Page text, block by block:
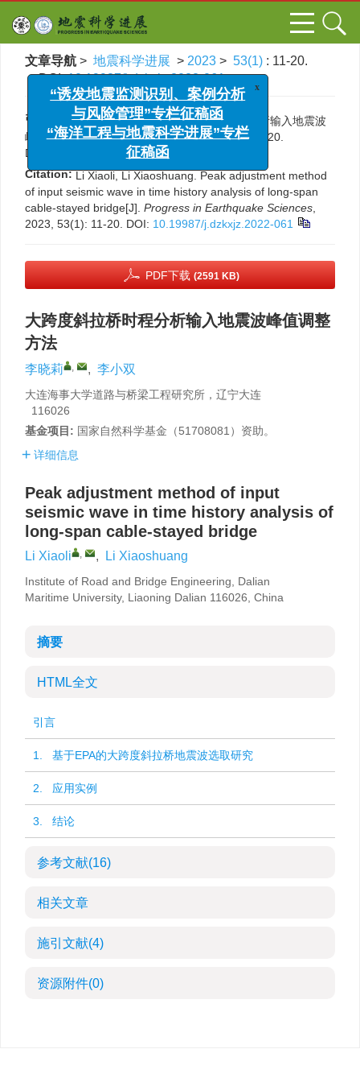
文章导航 > 地震科学进展 > 2023 > 53(1) : 11-20.
> DOI:10.19987/j.dzkxjz.2022-061
引用本文:李晓莉, 李小双. 大跨度斜拉桥时程分析输入地震波
峰值调整方法[J]. 地震科学进展, 2023, 53(1): 11-20.
DOI:
10.19987/j.dzkxjz.2022-061
Citation: Li Xiaoli, Li Xiaoshuang. Peak adjustment method
of input seismic wave in time history analysis of long-span
cable-stayed bridge[J]. Progress in Earthquake Sciences
2023, 53(1): 11-20. DOI: 10.19987/j.dzkxjz.2022-061
PDF下载 (2591 KB)
大跨度斜拉桥时程分析输入地震波峰值调整
方法
李晓莉 , , 李小双
大连海事大学道路与桥梁工程研究所，辽宁大连
116026
基金项目: 国家自然科学基金（51708081）资助。
详细信息
Peak adjustment method of input
seismic wave in time history analysis of
long-span cable-stayed bridge
Li Xiaoli , , Li Xiaoshuang
Institute of Road and Bridge Engineering, Dalian
Maritime University, Liaoning Dalian 116026, China
摘要
HTML全文
引言
1. 基于EPA的大跨度斜拉桥地震波选取研究
2. 应用实例
3. 结论
参考文献(16)
相关文章
施引文献(4)
资源附件(0)
“诱发地震监测识别、案例分析
与风险管理”专栏征稿函
“海洋工程与地震科学进展”专栏
征稿函